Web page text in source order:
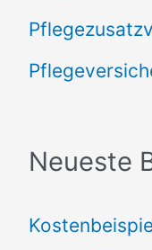
Neueste